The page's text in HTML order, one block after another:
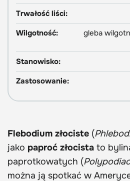
Trwałość liści:
Wilgotność:
gleba
Stanowisko:
Zastosowanie:
Flebodium złociste (
jako paproć złocista to
paprotkowatych (
można ją spotkać w